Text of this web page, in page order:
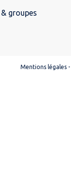
groupes
Mentions légales -